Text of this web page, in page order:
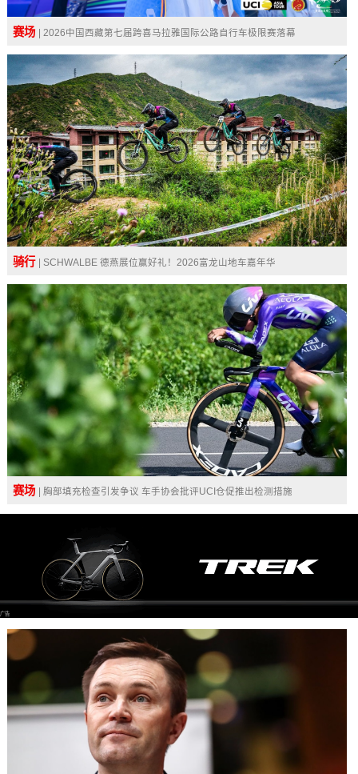
赛场 | 2026中国西藏第七届跨喜马拉雅国际公路自行车极限赛落幕
骑行 | SCHWALBE 德燕展位赢好礼！2026富龙山地车嘉年华
赛场 | 胸部填充检查引发争议 车手协会批评UCI仓促推出检测措施
广告